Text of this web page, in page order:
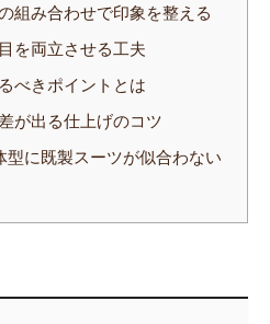
組み合わせで印象を整える
を両立させる工夫
べきポイントとは
が出る仕上げのコツ
型に既製スーツが似合わない